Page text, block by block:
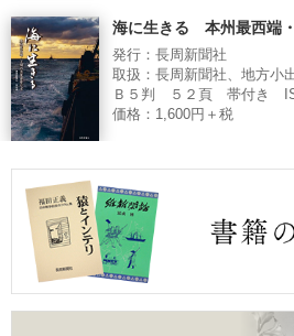
海に生きる 本州最西端
発行：長周新聞社
取扱：長周新聞社、地方小
Ｂ５判 ５２頁 帯付き
価格：1,600円＋税